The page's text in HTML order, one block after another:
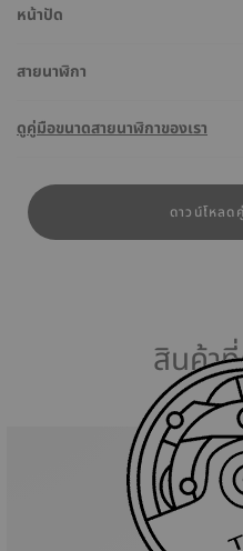
หน้าปัด
สายนาฬิกา
ดูคู่มือขนาดสายนาฬิกาของเรา
ดาวน์โหลด
สินค้า